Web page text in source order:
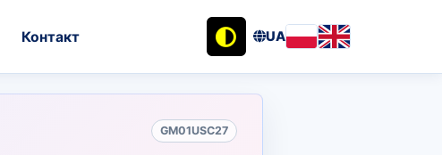
Контакт UA
GM01USC27